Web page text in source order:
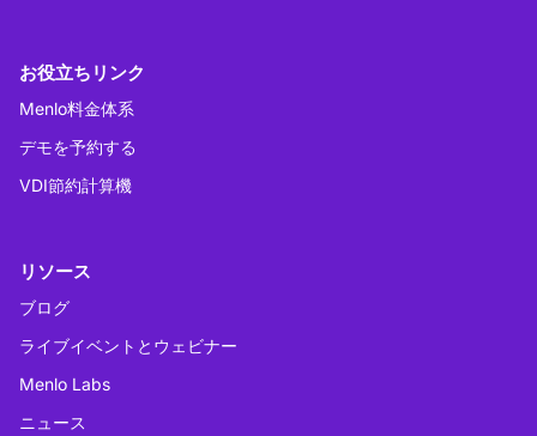
お役立ちリンク
Menlo料金体系
デモを予約する
VDI節約計算機
リソース
ブログ
ライブイベントとウェビナー
Menlo Labs
ニュース